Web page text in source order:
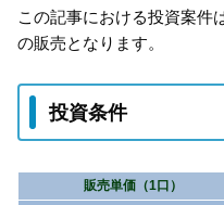
この記事における投資案件
の販売となります。
投資条件
販売単価（1口）